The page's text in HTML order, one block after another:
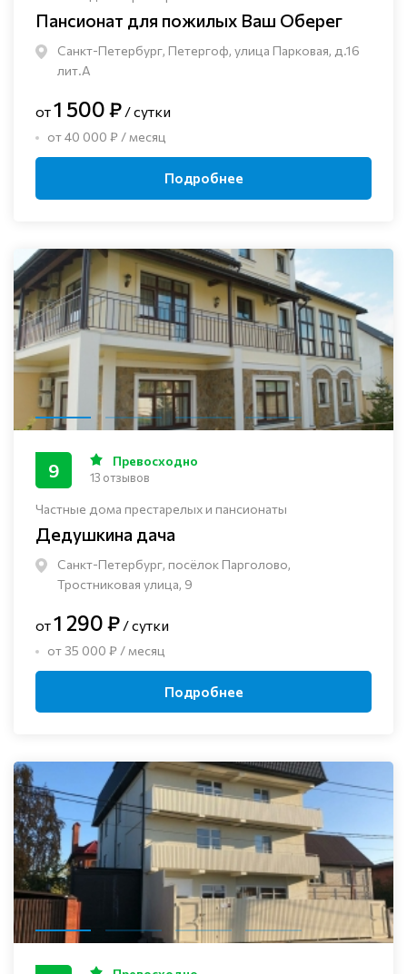
Пансионат для пожилых Ваш Оберег
Санкт-Петербург, Петергоф, улица Парковая, д.16
лит.А
от1 500 ₽ / сутки
от 40 000 ₽ / месяц
Подробнее
Частные дома престарелых и пансионаты
Дедушкина дача
Санкт-Петербург, посёлок Парголово,
Тростниковая улица, 9
9 Превосходно
13 отзывов
от1 290 ₽ / сутки
от 35 000 ₽ / месяц
Подробнее